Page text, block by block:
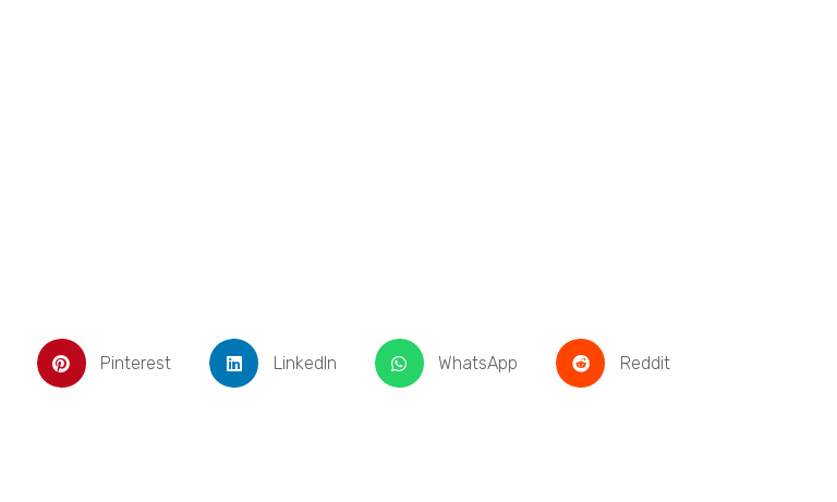
Pinterest LinkedIn WhatsApp Reddit